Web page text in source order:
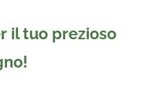
il tuo prezioso